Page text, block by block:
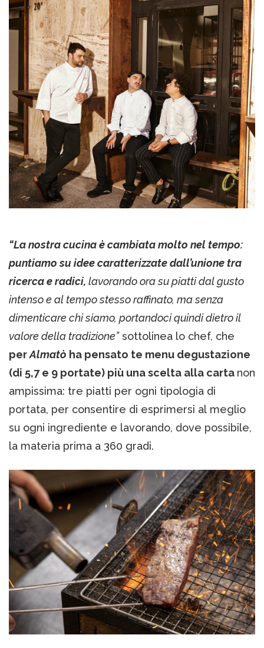
“La nostra cucina è cambiata molto nel tempo:
puntiamo su idee caratterizzate dall’unione tra
ricerca e radici, lavorando ora su piatti dal gusto
intenso e al tempo stesso raffinato, ma senza
dimenticare chi siamo, portandoci quindi dietro il
valore della tradizione”sottolinea lo chef, che
perAlmatò ha pensato te menu degustazione
(di 5,7 e 9 portate) più una scelta alla carta non
ampissima: tre piatti per ogni tipologia di
portata, per consentire di esprimersi al meglio
su ogni ingrediente e lavorando, dove possibile,
la materia prima a 360 gradi.